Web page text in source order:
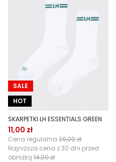
SALE
HOT
SKARPETKI LH ESSENTIALS GREEN
11,00 zł
Cena regularna 29,00 zł
Najniższa cena z 30 dni przed
obniżką 14,00 zł